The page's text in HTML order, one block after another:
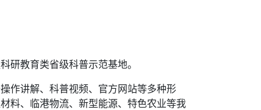
研教育类省级科普示范基地。
作讲解、科普视频、官方网站等多种形
料、临港物流、新型能源、特色农业等我